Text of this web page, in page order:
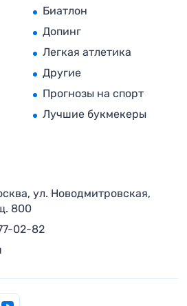
Биатлон
Допинг
Легкая атлетика
Другие
Прогнозы на спорт
Лучшие букмекеры
ул. Новодмитровская,
800
02-82